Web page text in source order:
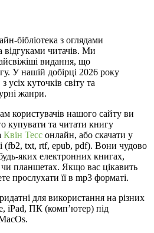
бібліотека з оглядами
відгуками читачів. Ми
видання, що
У нашій добірці 2026 року
усіх куточків світу та
жанри.
користувачів нашого сайту ви
купувати та читати книгу
Квін Тесс онлайн, або скачати у
(fb2, txt, rtf, epub, pdf). Вони чудово
яких електронних книгах,
планшетах. Якщо вас цікавить
прослухати її в mp3 форматі.
для використання на різних
iPad, ПК (комп’ютер) під